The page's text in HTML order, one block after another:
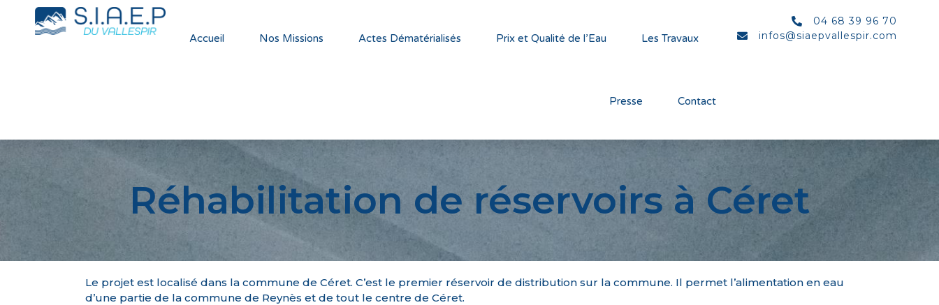
Accueil Nos Missions Actes Dématérialisés Prix et Qualité de l’Eau Les Travaux
Presse Contact
04 68 39 96 70
infos@siaepvallespir.com
Réhabilitation de réservoirs à Céret
Le projet est localisé dans la commune de Céret. C’est le premier réservoir de distribution sur la commune. Il permet l’alimentation en eau
d’une partie de la commune de Reynès et de tout le centre de Céret.